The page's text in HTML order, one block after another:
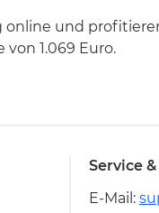
und
1.069 Euro.
Service
E-Mail: